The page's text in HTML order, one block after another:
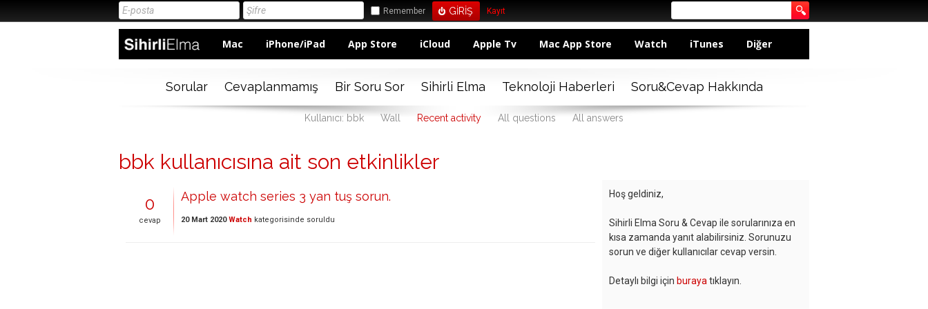
Remember Kayıt
Mac iPhone/iPad App Store iCloud Apple Tv Mac App Store Watch iTunes Diğer
Sorular Cevaplanmamış Bir Soru Sor Sihirli Elma Teknoloji Haberleri Soru&Cevap Hakkında
Kullanıcı: bbk Wall Recent activity All questions All answers
bbk kullanıcısına ait son etkinlikler
0
cevap
Apple watch series 3 yan tuş sorun.
20 Mart 2020 Watch kategorisinde soruldu
Hoş geldiniz,
Sihirli Elma Soru & Cevap ile sorularınıza en
kısa zamanda yanıt alabilirsiniz. Sorunuzu
sorun ve diğer kullanıcılar cevap versin.
Detaylı bilgi için buraya tıklayın.